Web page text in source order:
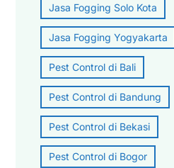
Jasa Fogging Solo Kota
Jasa Fogging Yogyakarta
Pest Control di Bali
Pest Control di Bandung
Pest Control di Bekasi
Pest Control di Bogor